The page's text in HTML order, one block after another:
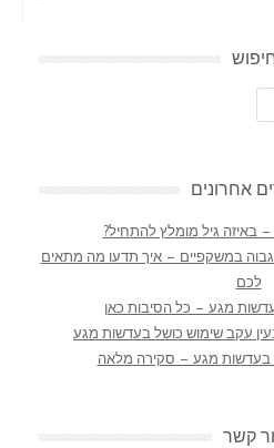
אחרונים
באיזה גיל מומלץ להתחיל?
במשקפיים – איך תדעו מה מתאים
לכם
מגע – כל הסיבות כאן
עקב שימוש כושל בעדשות מגע
בעדשות מגע – סקירה מלאה
קשר